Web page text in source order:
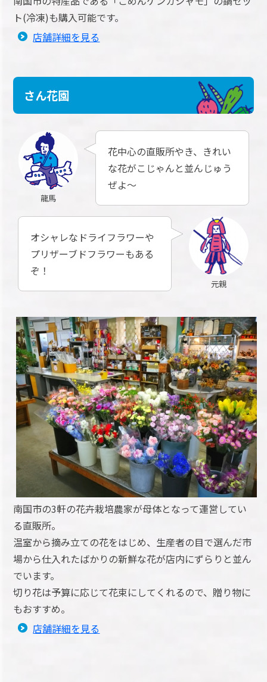
ト(冷凍)も購入可能です。
店舗詳細を見る
さん花園
龍馬
花中心の直販所やき、きれい
な花がこじゃんと並んじゅう
ぜよ～
元親
オシャレなドライフラワーや
プリザーブドフラワーもある
ぞ！
南国市の3軒の花卉栽培農家が母体となって運営してい
る直販所。
温室から摘み立ての花をはじめ、生産者の目で選んだ市
場から仕入れたばかりの新鮮な花が店内にずらりと並ん
でいます。
切り花は予算に応じて花束にしてくれるので、贈り物に
もおすすめ。
店舗詳細を見る